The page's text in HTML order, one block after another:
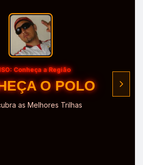
Conheça a Região
O POLO
as Melhores Trilhas